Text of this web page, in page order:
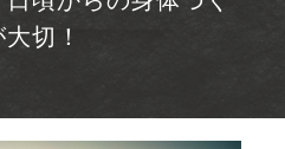
大切！